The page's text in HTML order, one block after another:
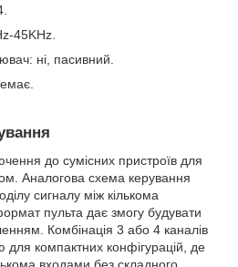
45KHz.
ні, пасивний.
до сумісних пристроїв для
Аналогова схема керування
сигналу між кількома
пульта дає змогу будувати
Комбінація 3 або 4 каналів
компактних конфігурацій, де